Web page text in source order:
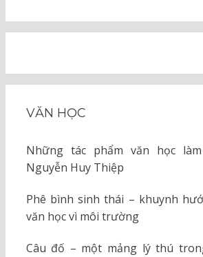
VĂN HỌC
Những tác phẩm văn học
Nguyễn Huy Thiệp
Phê bình sinh thái – khuynh
văn học vì môi trường
Câu đố – một mảng lý thú